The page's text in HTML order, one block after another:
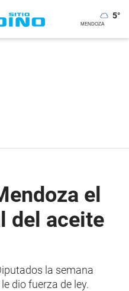
5°
el
del aceite
la semana
dio fuerza de ley.